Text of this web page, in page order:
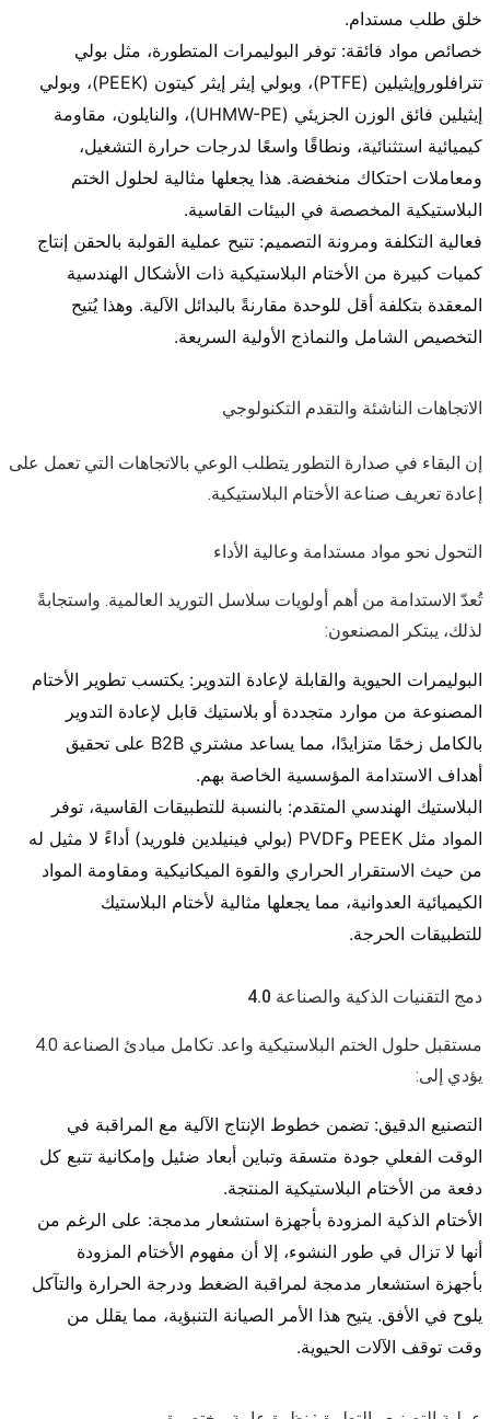
خلق طلب مستدام.
خصائص مواد فائقة: توفر البوليمرات المتطورة، مثل بولي
تترافلوروإيثيلين (PTFE)، وبولي إيثر إيثر كيتون (PEEK)، وبولي
إيثيلين فائق الوزن الجزيئي (UHMW-PE)، والنايلون، مقاومة
كيميائية استثنائية، ونطاقًا واسعًا لدرجات حرارة التشغيل،
ومعاملات احتكاك منخفضة. هذا يجعلها مثالية لحلول الختم
البلاستيكية المخصصة في البيئات القاسية.
فعالية التكلفة ومرونة التصميم: تتيح عملية القولبة بالحقن إنتاج
كميات كبيرة من الأختام البلاستيكية ذات الأشكال الهندسية
المعقدة بتكلفة أقل للوحدة مقارنةً بالبدائل الآلية. وهذا يُتيح
التخصيص الشامل والنماذج الأولية السريعة.
الاتجاهات الناشئة والتقدم التكنولوجي
إن البقاء في صدارة التطور يتطلب الوعي بالاتجاهات التي تعمل على
إعادة تعريف صناعة الأختام البلاستيكية.
التحول نحو مواد مستدامة وعالية الأداء
تُعدّ الاستدامة من أهم أولويات سلاسل التوريد العالمية. واستجابةً
لذلك، يبتكر المصنعون:
البوليمرات الحيوية والقابلة لإعادة التدوير: يكتسب تطوير الأختام
المصنوعة من موارد متجددة أو بلاستيك قابل لإعادة التدوير
بالكامل زخمًا متزايدًا، مما يساعد مشتري B2B على تحقيق
أهداف الاستدامة المؤسسية الخاصة بهم.
البلاستيك الهندسي المتقدم: بالنسبة للتطبيقات القاسية، توفر
المواد مثل PEEK وPVDF (بولي فينيلدين فلوريد) أداءً لا مثيل له
من حيث الاستقرار الحراري والقوة الميكانيكية ومقاومة المواد
الكيميائية العدوانية، مما يجعلها مثالية لأختام البلاستيك
للتطبيقات الحرجة.
دمج التقنيات الذكية والصناعة 4.0
مستقبل حلول الختم البلاستيكية واعد. تكامل مبادئ الصناعة 4.0
يؤدي إلى:
التصنيع الدقيق: تضمن خطوط الإنتاج الآلية مع المراقبة في
الوقت الفعلي جودة متسقة وتباين أبعاد ضئيل وإمكانية تتبع كل
دفعة من الأختام البلاستيكية المنتجة.
الأختام الذكية المزودة بأجهزة استشعار مدمجة: على الرغم من
أنها لا تزال في طور النشوء، إلا أن مفهوم الأختام المزودة
بأجهزة استشعار مدمجة لمراقبة الضغط ودرجة الحرارة والتآكل
يلوح في الأفق. يتيح هذا الأمر الصيانة التنبؤية، مما يقلل من
وقت توقف الآلات الحيوية.